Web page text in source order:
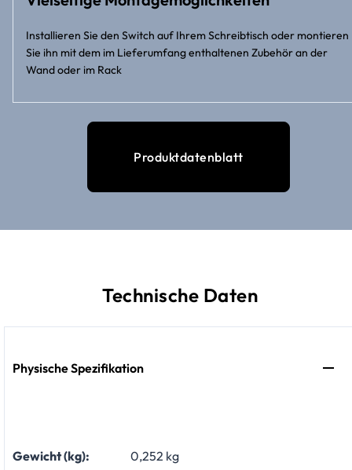
Installieren Sie den Switch auf Ihrem Schreibtisch oder montieren
Sie ihn mit dem im Lieferumfang enthaltenen Zubehör an der
Wand oder im Rack
Produktdatenblatt
Technische Daten
Physische Spezifikation
Gewicht (kg): 0,252 kg